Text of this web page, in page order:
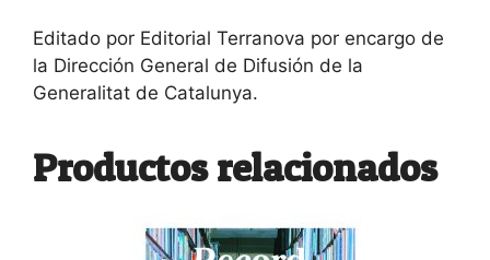
Editado por Editorial Terranova por encargo de
la Dirección General de Difusión de la
Generalitat de Catalunya.
Productos relacionados